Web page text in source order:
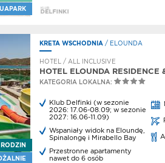
KRETA WSCHODNIA / ELOUNDA
HOTEL / ALL INCLUSIVE
HOTEL ELOUNDA RESIDENCE
KATEGORIA LOKALNA:
Klub Delfinki (w sezonie
2026: 17.06-08.09; w sezonie
2027: 16.06-11.09)
Wspaniały widok na Eloundę,
Spinalongę i Mirabello Bay
Przestronne apartamenty
nawet do 6 osób